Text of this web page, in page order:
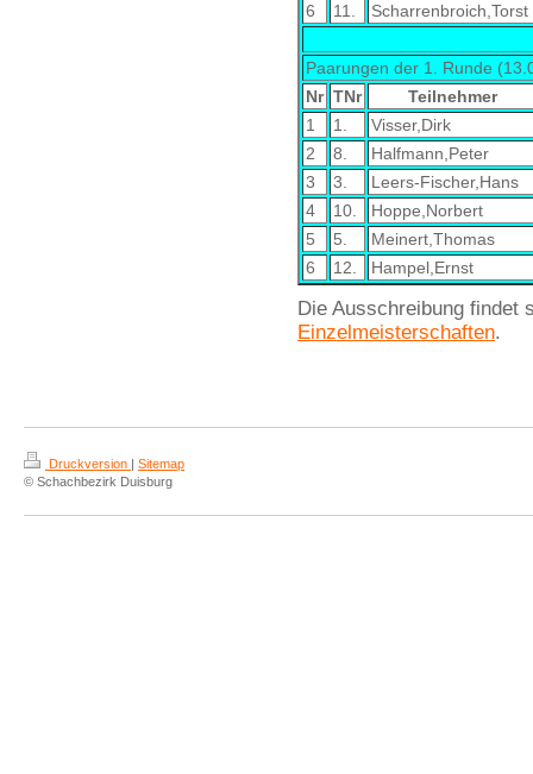
6
11. Scharrenbroich,Torst
Paarungen der 1. Runde
Nr TNr
Teilnehmer
1
1.
Visser,Dirk
2
8.
Halfmann,Peter
3
3.
Leers-Fischer,Hans
4
10.
Hoppe,Norbert
5
5.
Meinert,Thomas
6
12. Hampel,Ernst
Die Ausschreibung findet
Einzelmeisterschaften.
Druckversion | Sitemap
© Schachbezirk Duisburg